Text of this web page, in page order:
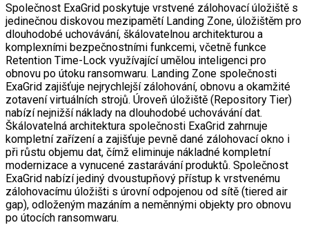
Společnost ExaGrid poskytuje vrstvené zálohovací úložiště s
jedinečnou diskovou mezipamětí Landing Zone, úložištěm pro
dlouhodobé uchovávání, škálovatelnou architekturou a
komplexními bezpečnostními funkcemi, včetně funkce
Retention Time-Lock využívající umělou inteligenci pro
obnovu po útoku ransomwaru. Landing Zone společnosti
ExaGrid zajišťuje nejrychlejší zálohování, obnovu a okamžité
zotavení virtuálních strojů. Úroveň úložiště (Repository Tier)
nabízí nejnižší náklady na dlouhodobé uchovávání dat.
Škálovatelná architektura společnosti ExaGrid zahrnuje
kompletní zařízení a zajišťuje pevně dané zálohovací okno i
při růstu objemu dat, čímž eliminuje nákladné kompletní
modernizace a vynucené zastarávání produktů. Společnost
ExaGrid nabízí jediný dvoustupňový přístup k vrstvenému
zálohovacímu úložišti s úrovní odpojenou od sítě (tiered air
gap), odloženým mazáním a neměnnými objekty pro obnovu
po útocích ransomwaru.